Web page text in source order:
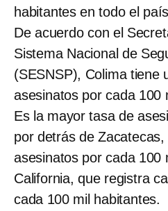
habitantes en todo el
De acuerdo con el
Sistema Nacional de
(SESNSP), Colima tiene
asesinatos por cada 100
Es la mayor tasa de
por detrás de
asesinatos por cada 100
California, que registra
cada 100 mil habitantes.